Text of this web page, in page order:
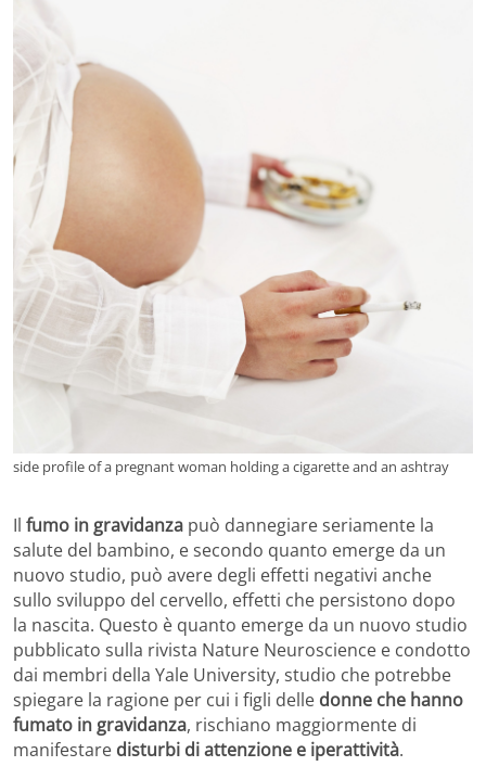
side profile of a pregnant woman holding a cigarette and an ashtray
Il fumo in gravidanza può dannegiare seriamente la
salute del bambino, e secondo quanto emerge da un
nuovo studio, può avere degli effetti negativi anche
sullo sviluppo del cervello, effetti che persistono dopo
la nascita. Questo è quanto emerge da un nuovo studio
pubblicato sulla rivista Nature Neuroscience e condotto
dai membri della Yale University, studio che potrebbe
spiegare la ragione per cui i figli delle donne che hanno
fumato in gravidanza, rischiano maggiormente di
manifestare disturbi di attenzione e iperattività.